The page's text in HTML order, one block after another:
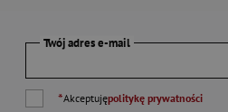
Twój adres e-mail
*Akceptujępolitykę prywatności